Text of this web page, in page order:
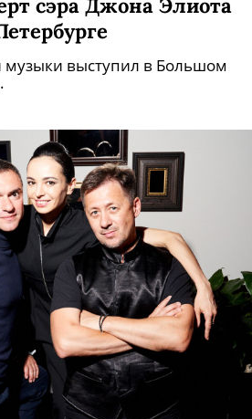
музыки выступил в Большом